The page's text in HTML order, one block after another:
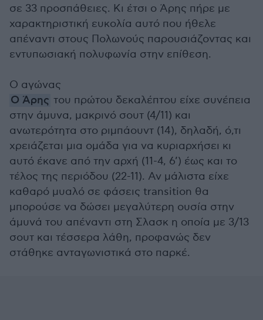
σε 33 προσπάθειες. Κι έτσι ο Άρης πήρε με
χαρακτηριστική ευκολία αυτό που ήθελε
απέναντι στους Πολωνούς παρουσιάζοντας και
εντυπωσιακή πολυφωνία στην επίθεση.
Ο αγώνας
Ο Άρης του πρώτου δεκαλέπτου είχε συνέπεια
στην άμυνα, μακρινό σουτ (4/11) και
ανωτερότητα στο ριμπάουντ (14), δηλαδή, ό,τι
χρειάζεται μια ομάδα για να κυριαρχήσει κι
αυτό έκανε από την αρχή (11-4, 6’) έως και το
τέλος της περιόδου (22-11). Αν μάλιστα είχε
καθαρό μυαλό σε φάσεις transition θα
μπορούσε να δώσει μεγαλύτερη ουσία στην
άμυνά του απέναντι στη Σλασκ η οποία με 3/13
σουτ και τέσσερα λάθη, προφανώς δεν
στάθηκε ανταγωνιστικά στο παρκέ.